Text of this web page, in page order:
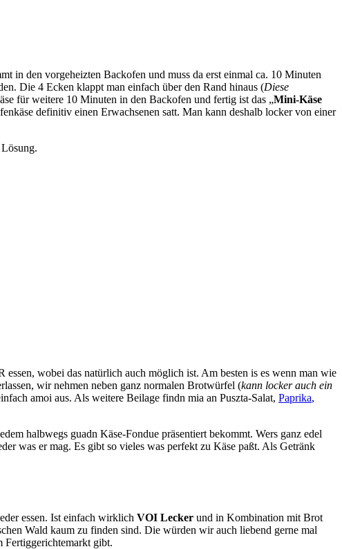
in den vorgeheizten Backofen und muss da erst einmal ca. 10 Minuten
Die 4 Ecken klappt man einfach über den Rand hinaus (Diese
für weitere 10 Minuten in den Backofen und fertig ist das „Mini-Käse
definitiv einen Erwachsenen satt. Man kann deshalb locker von einer
wobei das natürlich auch möglich ist. Am besten is es wenn man wie
wir nehmen neben ganz normalen Brotwürfel (kann locker auch ein
amoi aus. Als weitere Beilage findn mia an Puszta-Salat, Paprika,
halbwegs guadn Käse-Fondue präsentiert bekommt. Wers ganz edel
was er mag. Es gibt so vieles was perfekt zu Käse paßt. Als Getränk
essen. Ist einfach wirklich VOI Lecker und in Kombination mit Brot
Wald kaum zu finden sind. Die würden wir auch liebend gerne mal
Fertiggerichtemarkt gibt.